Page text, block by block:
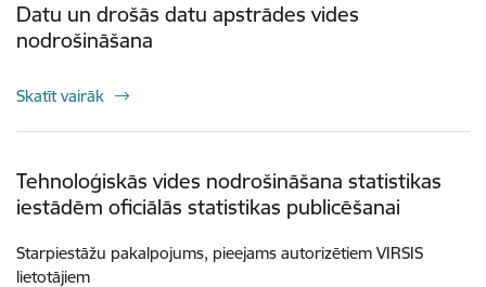
Datu un drošās datu apstrādes vides
nodrošināšana
Skatīt vairāk
Tehnoloģiskās vides nodrošināšana statistikas
iestādēm oficiālās statistikas publicēšanai
Starpiestāžu pakalpojums, pieejams autorizētiem VIRSIS
lietotājiem